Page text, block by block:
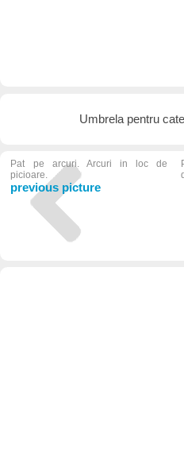
Umbrela pentru
Pat pe arcuri. Arcuri in loc de
picioare.
previous picture